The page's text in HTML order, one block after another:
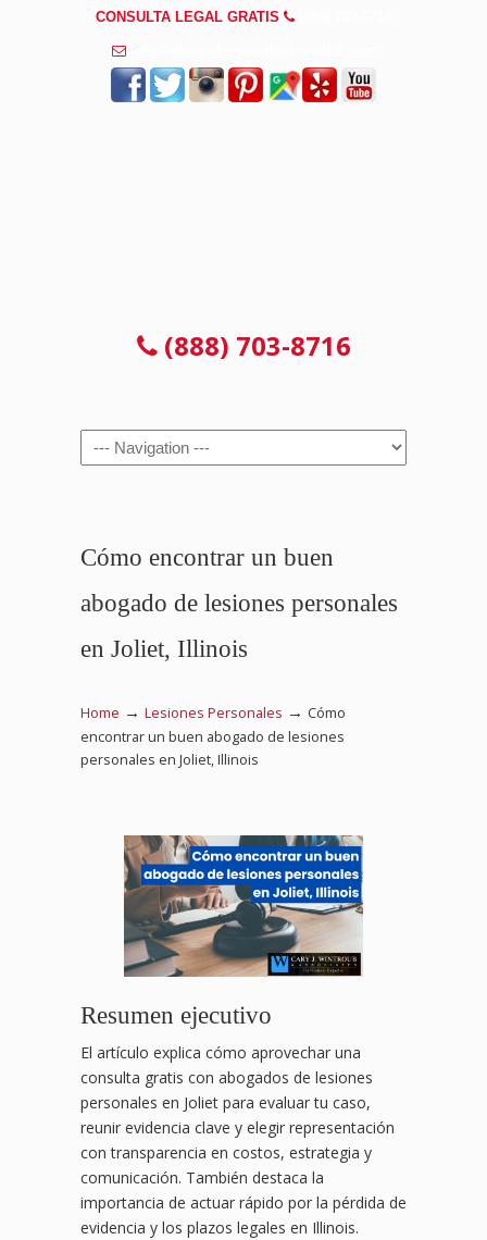
CONSULTA LEGAL GRATIS
(888) 703-8716
Navigation
Cómo encontrar un buen
abogado de lesiones personales
en Joliet, Illinois
Home → Lesiones Personales → Cómo
encontrar un buen abogado de lesiones
personales en Joliet, Illinois
Resumen ejecutivo
El artículo explica cómo aprovechar una
consulta gratis con abogados de lesiones
personales en Joliet para evaluar tu caso,
reunir evidencia clave y elegir representación
con transparencia en costos, estrategia y
comunicación. También destaca la
importancia de actuar rápido por la pérdida de
evidencia y los plazos legales en Illinois.